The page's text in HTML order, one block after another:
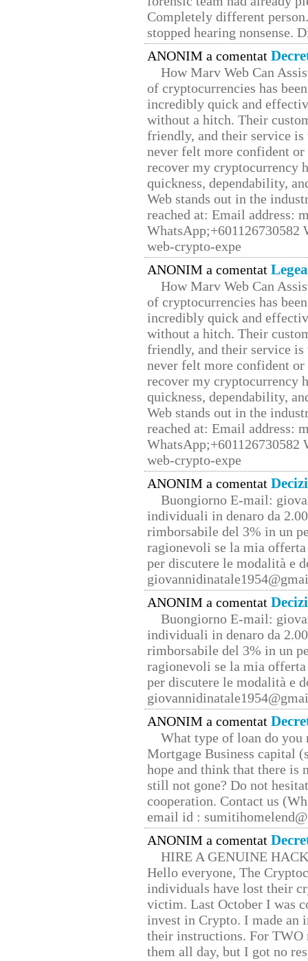
Completely different
stopped hearing nonsense.
ANONIM a comentat
How Marv Web Can
of cryptocurrencies has
incredibly quick and
without a hitch. Their
friendly, and their service
never felt more confident
recover my cryptocurrency
quickness, dependability,
Web stands out in the
reached at: Email address:
web-crypto-expe
ANONIM a comentat
How Marv Web Can
of cryptocurrencies has
incredibly quick and
without a hitch. Their
friendly, and their service
never felt more confident
recover my cryptocurrency
quickness, dependability,
Web stands out in the
reached at: Email address:
web-crypto-expe
ANONIM a comentat
Buongiorno E-mail:
individuali in denaro da
rimborsabile del 3% in un
ragionevoli se la mia
per discutere le modalità e
ANONIM a comentat
Buongiorno E-mail:
individuali in denaro da
rimborsabile del 3% in un
ragionevoli se la mia
per discutere le modalità e
ANONIM a comentat
What type of loan do you
Mortgage Business capital
hope and think that there is
still not gone? Do not
cooperation. Contact us
email id :
ANONIM a comentat
HIRE A GENUINE
Hello everyone, The
individuals have lost their
victim. Last October I was
invest in Crypto. I made
their instructions. For TWO
them all day, but I got no